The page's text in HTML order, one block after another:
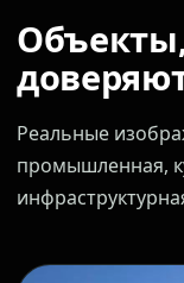
Реальные
промышленная,